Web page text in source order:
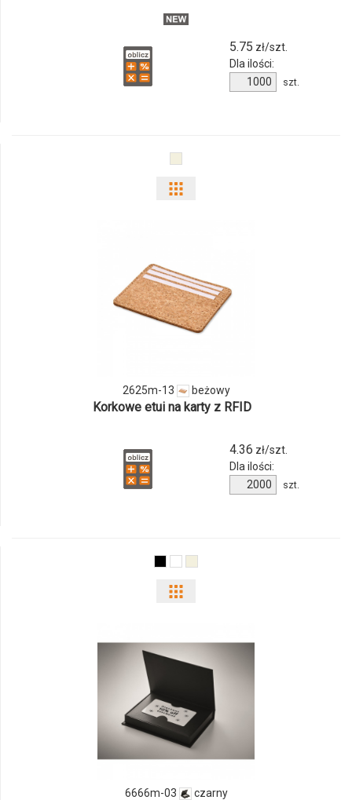
5.75 zł/szt.
Dla ilości:
Ilość
produktu
szt.
ilości
produktu
2625m-13 beżowy
Korkowe etui na karty z RFID
4.36 zł/szt.
Dla ilości:
Ilość
produktu
szt.
produktu
6666m-
6666m-03 czarny